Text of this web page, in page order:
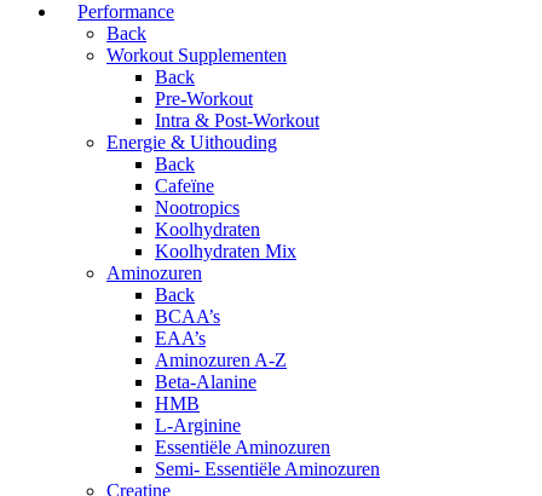
Performance
Back
Workout Supplementen
Back
Pre-Workout
Intra & Post-Workout
Energie & Uithouding
Back
Cafeïne
Nootropics
Koolhydraten
Koolhydraten Mix
Aminozuren
Back
BCAA’s
EAA’s
Aminozuren A-Z
Beta-Alanine
HMB
L-Arginine
Essentiële Aminozuren
Semi- Essentiële Aminozuren
Creatine